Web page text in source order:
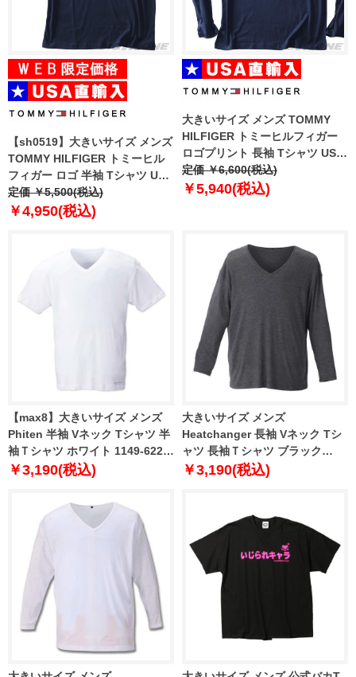
【sh0519】大きいサイズ メンズ
TOMMY HILFIGER トミーヒル
フィガー ロゴ 半袖 Tシャツ USA
直輸入 09t4161
定価 ￥5,500(税込)
￥4,950(税込)
大きいサイズ メンズ TOMMY
HILFIGER トミーヒルフィガー
ロゴプリント 長袖 Tシャツ USA
直輸入 09t4329
定価 ￥6,600(税込)
￥5,940(税込)
【max8】大きいサイズ メンズ
Phiten 半袖 Vネック Tシャツ 半
袖Ｔシャツ ホワイト 1149-6220-
1 3L 4L 5L 6L 8L
￥3,190(税込)
大きいサイズ メンズ
Heatchanger 長袖 Vネック Tシ
ャツ 長袖Ｔシャツ ブラック
1149-8320-2 3L 4L 5L 6L 8L
￥3,190(税込)